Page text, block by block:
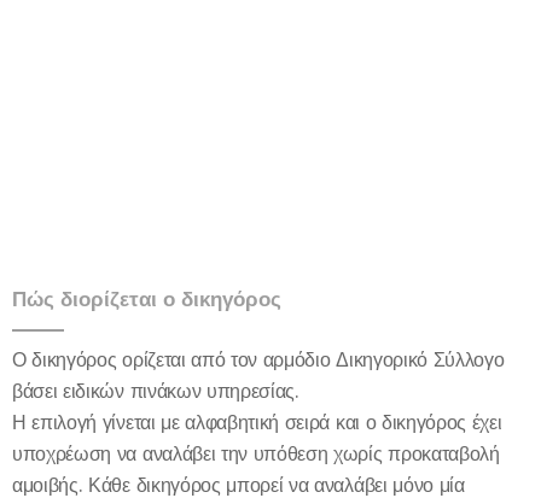
Πώς διορίζεται ο δικηγόρος
Ο δικηγόρος ορίζεται από τον αρμόδιο Δικηγορικό Σύλλογο
βάσει ειδικών πινάκων υπηρεσίας.
Η επιλογή γίνεται με αλφαβητική σειρά και ο δικηγόρος έχει
υποχρέωση να αναλάβει την υπόθεση χωρίς προκαταβολή
αμοιβής. Κάθε δικηγόρος μπορεί να αναλάβει μόνο μία